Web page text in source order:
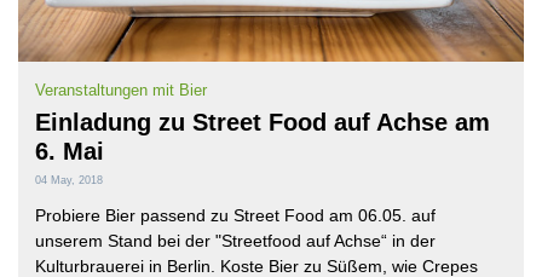
Veranstaltungen mit Bier
Einladung zu Street Food auf Achse am
6. Mai
04 May, 2018
Probiere Bier passend zu Street Food am 06.05. auf
unserem Stand bei der "Streetfood auf Achse“ in der
Kulturbrauerei in Berlin. Koste Bier zu Süßem, wie Crepes